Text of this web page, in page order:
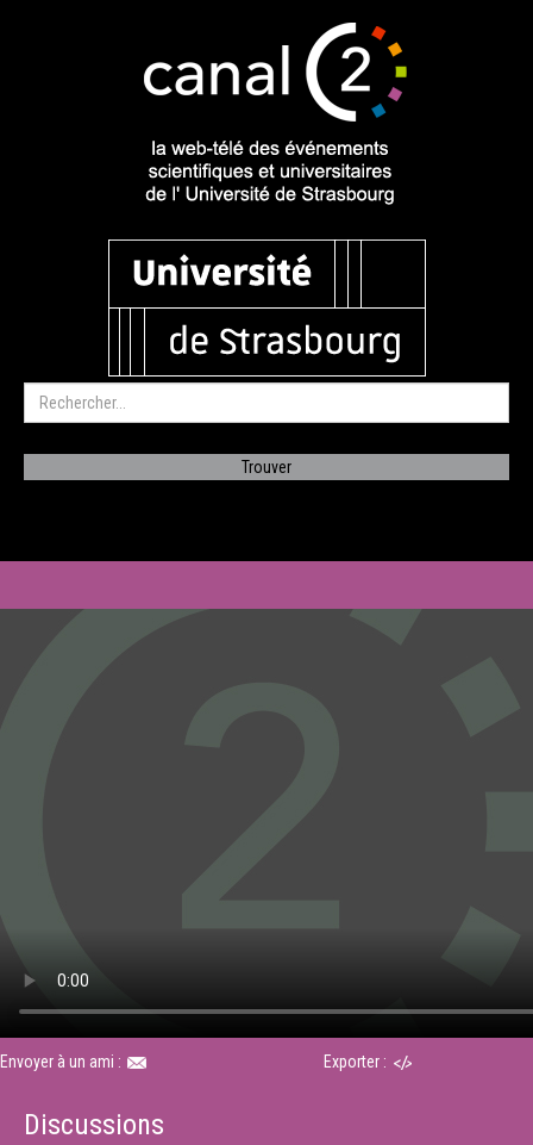
Envoyer à un ami : Exporter :
Discussions